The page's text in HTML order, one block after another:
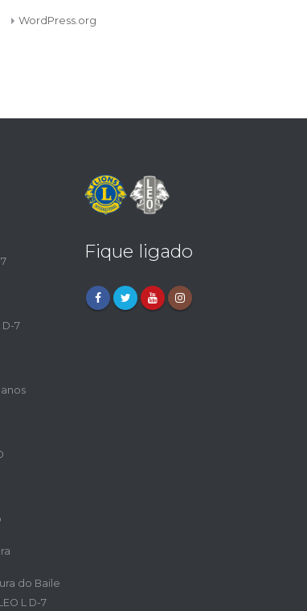
WordPress.org
D-7
do Baile
L D-7
Fique ligado